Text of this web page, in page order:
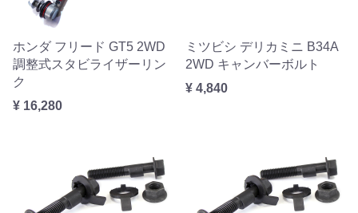
ホンダ フリード GT5 2WD
調整式スタビライザーリン
ク
¥ 16,280
ミツビシ デリカミニ B34A
2WD キャンバーボルト
¥ 4,840